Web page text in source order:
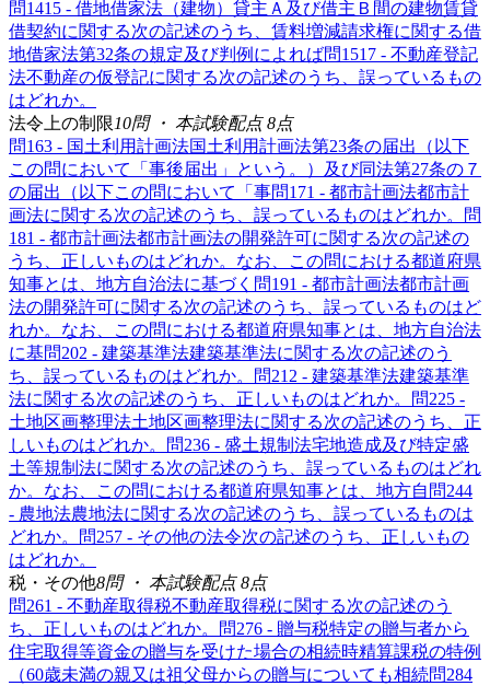
問1415 - 借地借家法（建物） 貸主Ａ及び借主Ｂ間の建物賃貸
借契約に関する次の記述のうち、賃料増減請求権に関する借
地借家法第32条の規定及び判例によれば問1517 - 不動産登記
法不動産の仮登記に関する次の記述のうち、誤っているもの
はどれか。
法令上の制限10問 ・ 本試験配点8点
問163 - 国土利用計画法国土利用計画法第23条の届出（以下
この問において「事後届出」という。）及び同法第27条の７
の届出（以下この問において「事問171 - 都市計画法都市計
画法に関する次の記述のうち、誤っているものはどれか。
問
181 - 都市計画法都市計画法の開発許可に関する次の記述の
うち、正しいものはどれか。なお、この問における都道府県
知事とは、地方自治法に基づく 問191 - 都市計画法都市計画
法の開発許可に関する次の記述のうち、誤っているものはど
れか。なお、この問における都道府県知事とは、地方自治法
に基問202 - 建築基準法建築基準法に関する次の記述のう
ち、誤っているものはどれか。
問212 - 建築基準法建築基準
法に関する次の記述のうち、正しいものはどれか。
問225 -
土地区画整理法土地区画整理法に関する次の記述のうち、正
しいものはどれか。
問236 - 盛土規制法宅地造成及び特定盛
土等規制法に関する次の記述のうち、誤っているものはどれ
か。なお、この問における都道府県知事とは、地方自 問244
- 農地法農地法に関する次の記述のうち、誤っているものは
どれか。
問257 - その他の法令次の記述のうち、正しいもの
はどれか。
税・その他8問 ・ 本試験配点8点
問261 - 不動産取得税不動産取得税に関する次の記述のう
ち、正しいものはどれか。
問276 - 贈与税特定の贈与者から
住宅取得等資金の贈与を受けた場合の相続時精算課税の特例
（60歳未満の親又は祖父母からの贈与についても相続問284